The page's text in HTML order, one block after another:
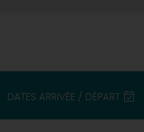
DATES ARRIVÉE / DÉPART